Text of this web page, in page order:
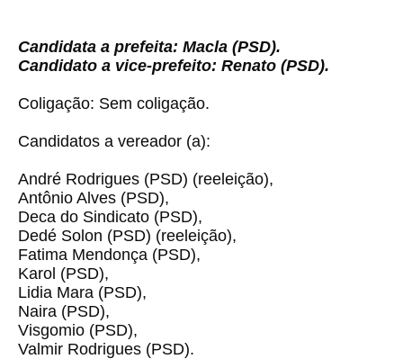
Candidata a prefeita: Macla (PSD).
Candidato a vice-prefeito: Renato (PSD).
Coligação: Sem coligação.
Candidatos a vereador (a):
André Rodrigues (PSD) (reeleição),
Antônio Alves (PSD),
Deca do Sindicato (PSD),
Dedé Solon (PSD) (reeleição),
Fatima Mendonça (PSD),
Karol (PSD),
Lidia Mara (PSD),
Naira (PSD),
Visgomio (PSD),
Valmir Rodrigues (PSD).